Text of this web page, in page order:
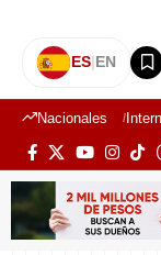
ES|EN
Nacionales